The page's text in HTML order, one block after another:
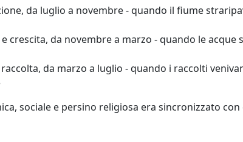
da luglio a novembre - quando il fiume
crescita, da novembre a marzo - quando le acque
da marzo a luglio - quando i raccolti
sociale e persino religiosa era sincronizzato